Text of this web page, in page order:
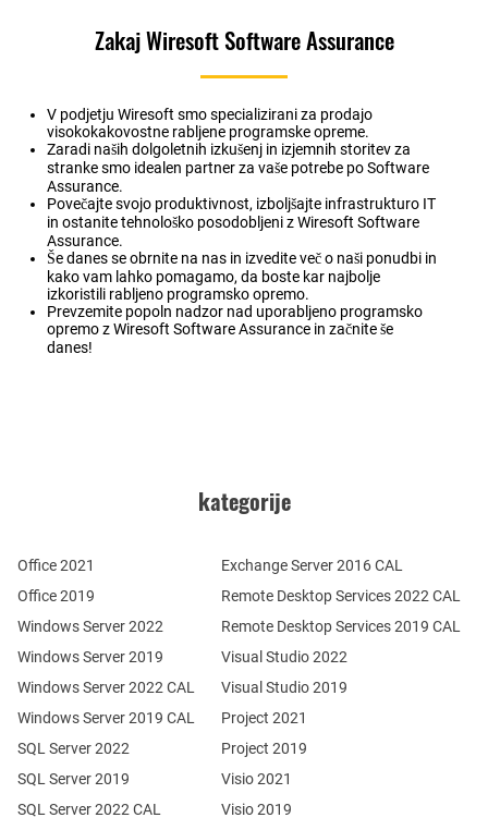
Zakaj Wiresoft Software Assurance
V podjetju Wiresoft smo specializirani za prodajo
visokokakovostne rabljene programske opreme.
Zaradi naših dolgoletnih izkušenj in izjemnih storitev za
stranke smo idealen partner za vaše potrebe po Software
Assurance.
Povečajte svojo produktivnost, izboljšajte infrastrukturo IT
in ostanite tehnološko posodobljeni z Wiresoft Software
Assurance.
Še danes se obrnite na nas in izvedite več o naši ponudbi in
kako vam lahko pomagamo, da boste kar najbolje
izkoristili rabljeno programsko opremo.
Prevzemite popoln nadzor nad uporabljeno programsko
opremo z Wiresoft Software Assurance in začnite še
danes!
kategorije
Office 2021
Office 2019
Windows Server 2022
Windows Server 2019
SQL Server 2022
SQL Server 2019
Windows Server 2022 CAL
Windows Server 2019 CAL
SQL Server 2022 CAL
Remote Desktop Services 2022 CAL
Remote Desktop Services 2019 CAL
Exchange Server 2016 CAL
Visual Studio 2022
Visual Studio 2019
Project 2021
Project 2019
Visio 2021
Visio 2019